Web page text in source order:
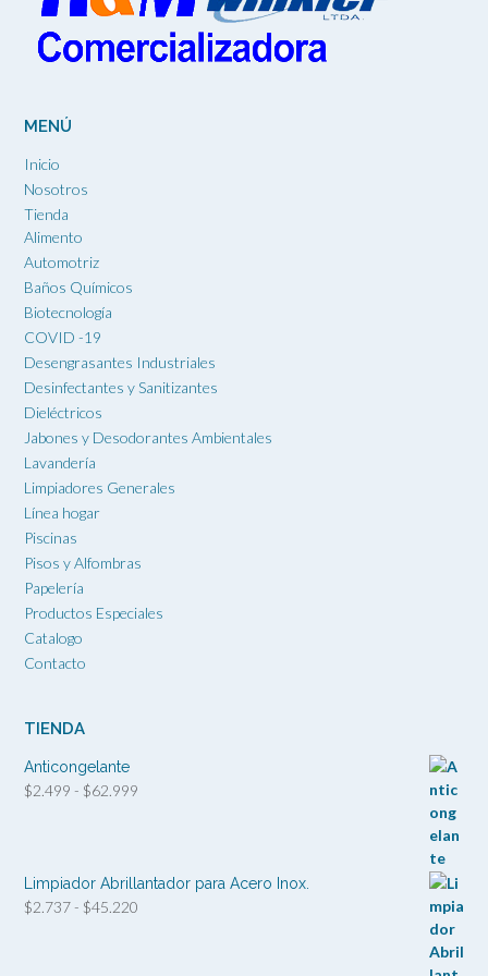
pueden
elegir
en
MENÚ
Inicio
Nosotros
Tienda
Alimento
Automotriz
Baños Químicos
Biotecnología
COVID -19
Desengrasantes Industriales
Desinfectantes y Sanitizantes
Dieléctricos
Jabones y Desodorantes Ambientales
Lavandería
Limpiadores Generales
Línea hogar
Piscinas
Pisos y Alfombras
Papelería
Productos Especiales
Catalogo
Contacto
TIENDA
Anticongelante
$2.499 - $62.999
$2.499
Limpiador Abrillantador para Acero Inox.
$2.737- $45.220